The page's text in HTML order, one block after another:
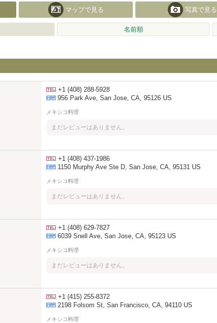
マップで見る 写真で見る
名前順
+1 (408) 288-5928
956 Park Ave, San Jose, CA, 95126 US
メキシコ料理
まだレビューはありません。
+1 (408) 437-1986
1150 Murphy Ave Ste D, San Jose, CA, 95131 US
メキシコ料理
まだレビューはありません。
+1 (408) 629-7827
6039 Snell Ave, San Jose, CA, 95123 US
メキシコ料理
まだレビューはありません。
+1 (415) 255-8372
2198 Folsom St, San Francisco, CA, 94110 US
メキシコ料理